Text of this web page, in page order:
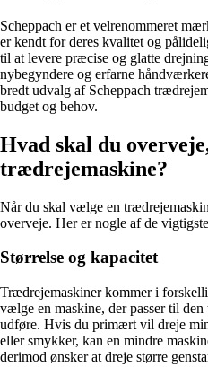
Scheppach er et velrenommeret
er kendt for deres kvalitet og
til at levere præcise og glatte
nybegyndere og erfarne
bredt udvalg af Scheppach
budget og behov.
Hvad skal du
trædrejemaskine?
Når du skal vælge en
overveje. Her er nogle af de
Størrelse og kapacitet
Trædrejemaskiner kommer i
vælge en maskine, der passer til
udføre. Hvis du primært vil dreje
eller smykker, kan en mindre
derimod ønsker at dreje større